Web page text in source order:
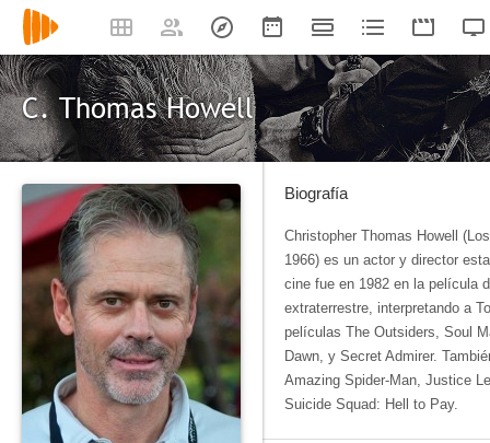
C. Thomas Howell
Biografía
Christopher Thomas Howell
1966) es un actor y director
cine fue en 1982 en la película
extraterrestre, interpretando a
películas The Outsiders, Soul
Dawn, y Secret Admirer.
Amazing Spider-Man, Justice
Suicide Squad: Hell to Pay.